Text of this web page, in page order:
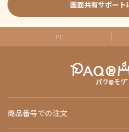
画面共有サポート
PC
商品番号での注文